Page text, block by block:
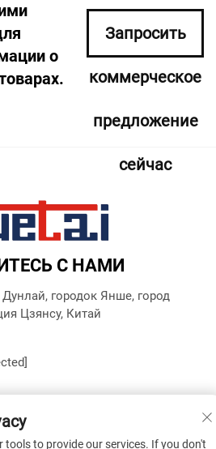
о
Запросить
коммерческое
предложение
сейчас
С НАМИ
городок Янше, город
Цзянсу, Китай
Zhangjiagang Yuetai Precision
конфиденциальности Блог
tools to provide our services. If you don't